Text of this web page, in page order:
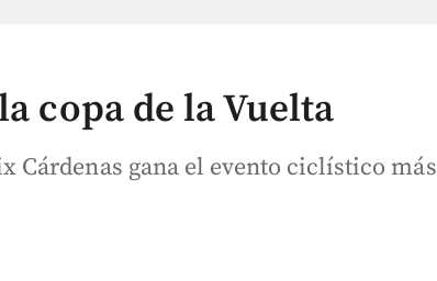
copa de la Vuelta
Cárdenas gana el evento ciclístico más